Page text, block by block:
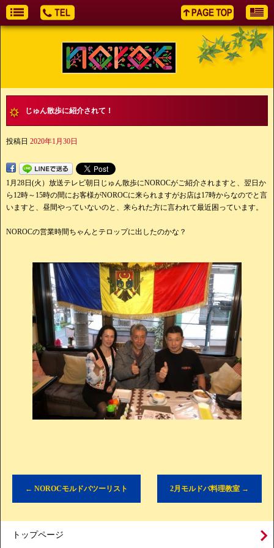
じゅん散歩に紹介されて！
投稿日 2020年1月30日
1月28日(火）放送テレビ朝日じゅん散歩にNOROCがご紹介されますと、翌日か
ら12時～15時の間にお客様がNOROCに来られますがお店は17時からなのでと言
いますと、昼間やっていないのと、来られた方に言われて最近困っています。
NOROCの営業時間ちゃんとテロップに出したのかな？
← NOROCモルドバツーリスト 2月モルドバ料理教室 →
トップページ